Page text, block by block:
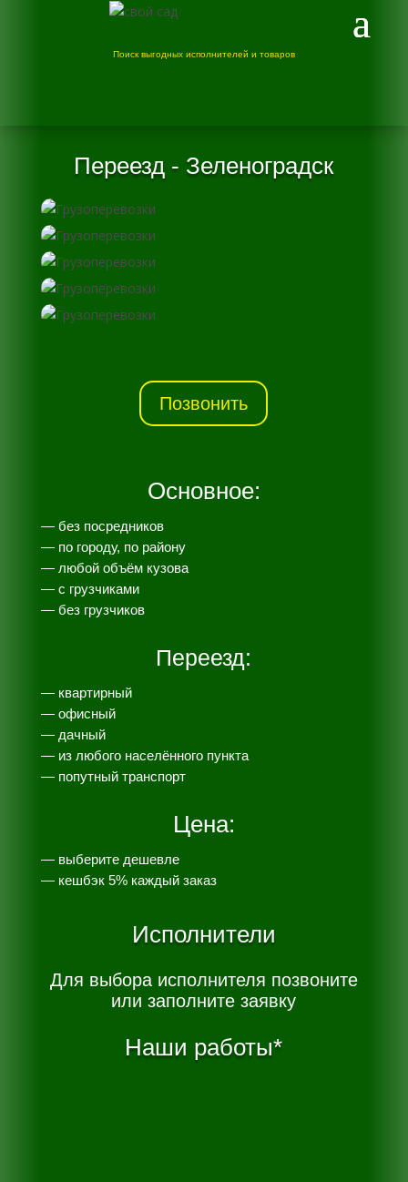
Поиск выгодных исполнителей и товаров
Переезд - Зеленоградск
Позвонить
Основное:
— без посредников
— по городу, по району
— любой объём кузова
— с грузчиками
— без грузчиков
Переезд:
— квартирный
— офисный
— дачный
— из любого населённого пункта
— попутный транспорт
Цена:
— выберите дешевле
— кешбэк 5% каждый заказ
Исполнители
Для выбора исполнителя позвоните
или заполните заявку
Наши работы*